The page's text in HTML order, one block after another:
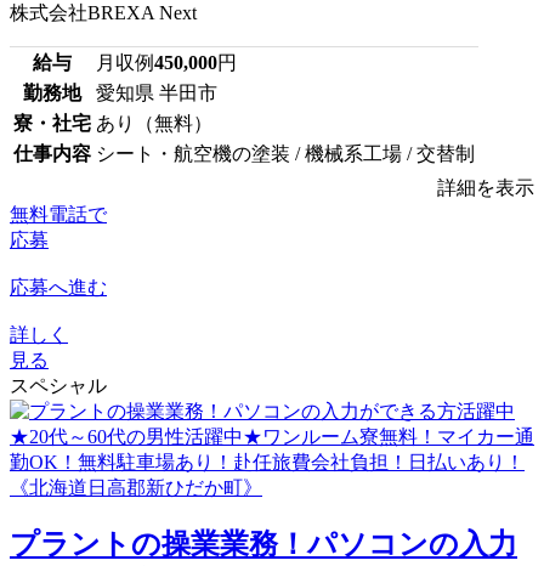
株式会社BREXA Next
給与 月収例450,000円
勤務地
愛知県 半田市
寮・社宅 あり（無料）
仕事内容 シート・航空機の塗装 / 機械系工場 / 交替制
詳細を表示
無料電話で
応募
応募へ進む
詳しく
見る
スペシャル
プラントの操業業務！パソコンの入力